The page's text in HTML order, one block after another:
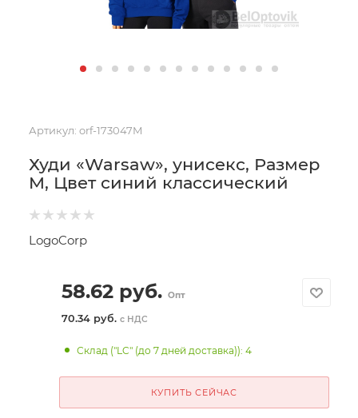
Артикул: orf-173047M
Худи «Warsaw», унисекс, Размер
M, Цвет синий классический
LogoCorp
58.62руб. Опт
70.34 руб. с НДС
Склад ("LC" (до 7 дней доставка)): 4
КУПИТЬ СЕЙЧАС